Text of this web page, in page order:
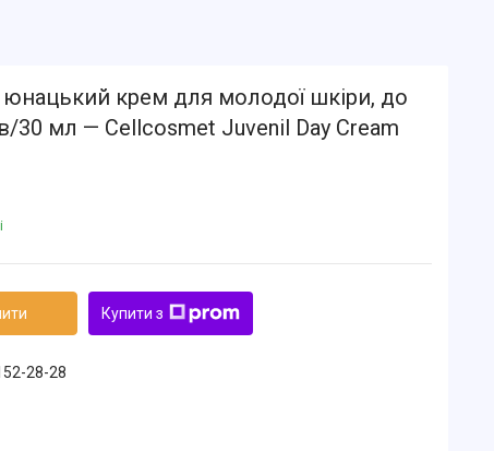
юнацький крем для молодої шкіри, до
30 мл — Cellcosmet Juvenil Day Cream
Купити з
28-28